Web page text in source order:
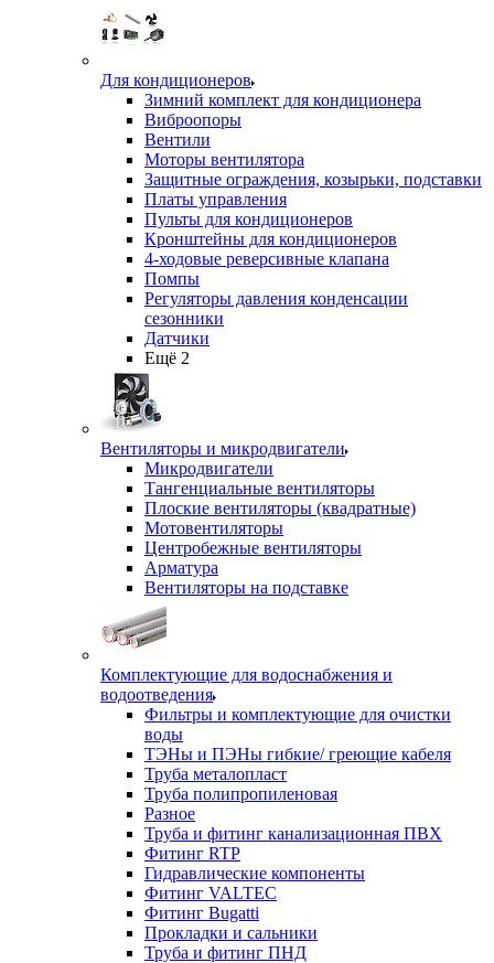
Для кондиционеров
Зимний комплект для кондиционера
Виброопоры
Вентили
Моторы вентилятора
Защитные ограждения, козырьки, подставки
Платы управления
Пульты для кондиционеров
Кронштейны для кондиционеров
4-ходовые реверсивные клапана
Помпы
Регуляторы давления конденсации
сезонники
Датчики
Ещё 2
Вентиляторы и микродвигатели
Микродвигатели
Тангенциальные вентиляторы
Плоские вентиляторы (квадратные)
Мотовентиляторы
Центробежные вентиляторы
Арматура
Вентиляторы на подставке
Комплектующие для водоснабжения и
водоотведения
Фильтры и комплектующие для очистки
воды
ТЭНы и ПЭНы гибкие/ греющие кабеля
Труба металопласт
Труба полипропиленовая
Разное
Труба и фитинг канализационная ПВХ
Фитинг RTP
Гидравлические компоненты
Фитинг VALTEC
Фитинг Bugatti
Прокладки и сальники
Труба и фитинг ПНД